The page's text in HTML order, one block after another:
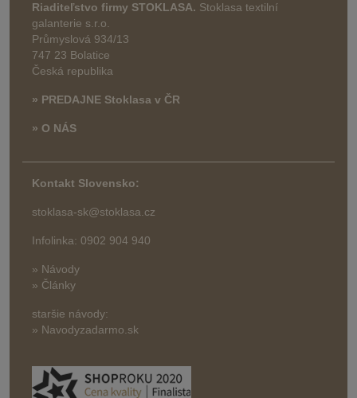
Riaditeľstvo firmy STOKLASA. Stoklasa textilní
galanterie s.r.o.
Průmyslová 934/13
747 23 Bolatice
Česká republika
» PREDAJNE Stoklasa v ČR
» O NÁS
Kontakt Slovensko:
stoklasa-sk@stoklasa.cz
Infolinka: 0902 904 940
» Návody
» Články
staršie návody:
» Navodyzadarmo.sk